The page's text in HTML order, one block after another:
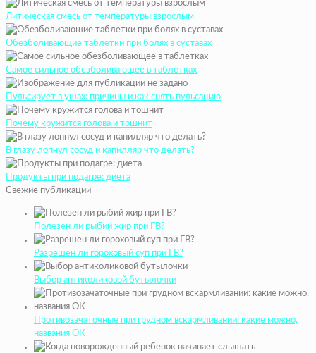
Литическая смесь от температуры взрослым
Обезболивающие таблетки при болях в суставах
Самое сильное обезболивающее в таблетках
Пульсирует в ушах: причины и как снять пульсацию
Почему кружится голова и тошнит
В глазу лопнул сосуд и капилляр что делать?
Продукты при подагре: диета
Свежие публикации
Полезен ли рыбий жир при ГВ?
Разрешен ли гороховый суп при ГВ?
Выбор антиколиковой бутылочки
Противозачаточные при грудном вскармливании: какие можно,
названия ОК